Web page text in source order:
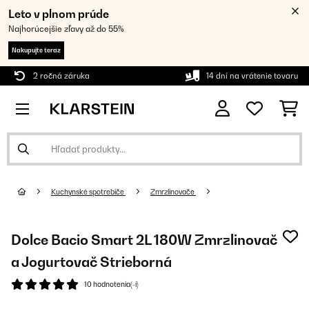
Leto v plnom prúde
Najhorúcejšie zľavy až do 55%
Nakupujte teraz
2 ročná záruka 14 dní na vrátenie tovaru
Kuchynské spotrebiče Zmrzlinovače
Dolce Bacio Smart 2L 180W Zmrzlinovač
a Jogurtovač Strieborná
10 hodnotenia(-í)